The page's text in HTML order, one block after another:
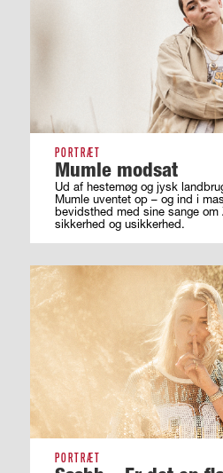
PORTRÆT
Mumle modsat
Ud af hestemøg og jysk
Mumle uventet op – og ind i
bevidsthed med sine sange om
sikkerhed og usikkerhed.
PORTRÆT